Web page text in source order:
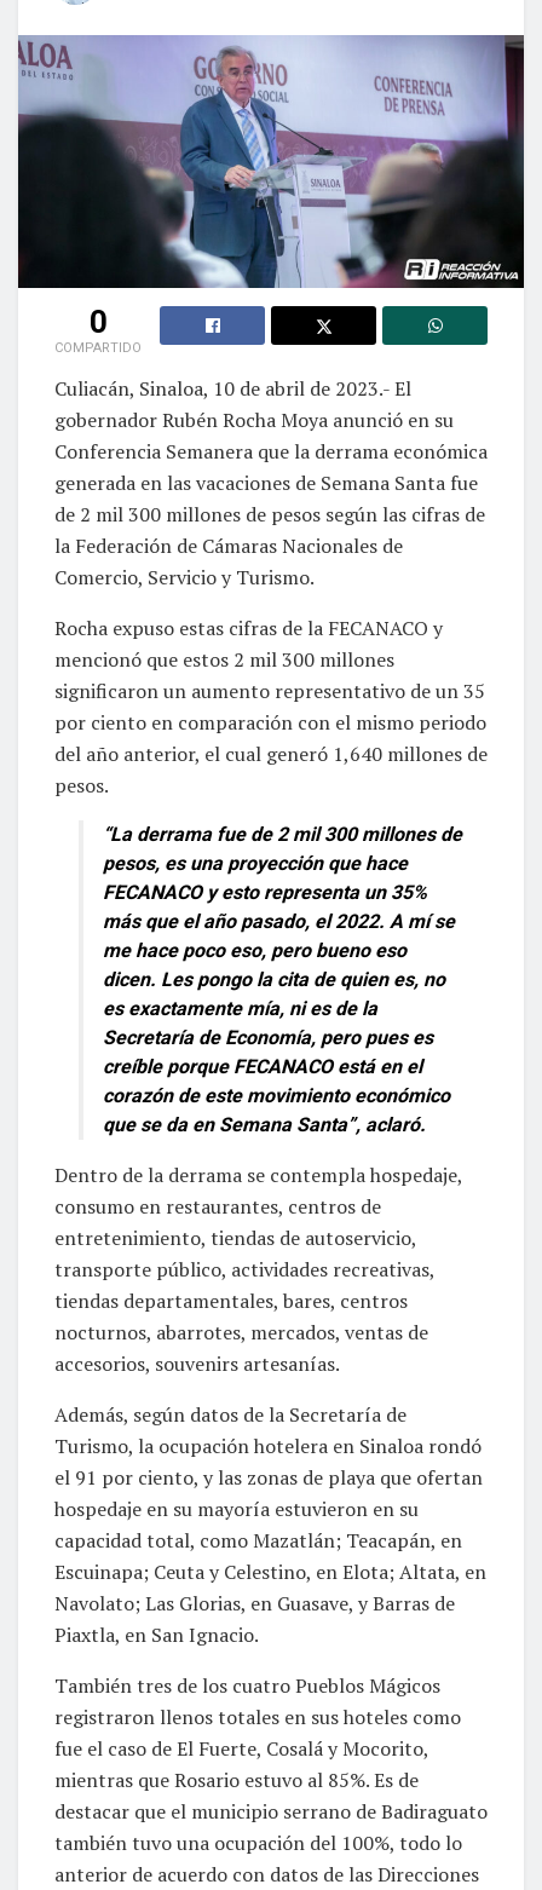
0
COMPARTIDO
Culiacán, Sinaloa, 10 de abril de 2023.- El
gobernador Rubén Rocha Moya anunció en su
Conferencia Semanera que la derrama económica
generada en las vacaciones de Semana Santa fue
de 2 mil 300 millones de pesos según las cifras de
la Federación de Cámaras Nacionales de
Comercio, Servicio y Turismo.
Rocha expuso estas cifras de la FECANACO y
mencionó que estos 2 mil 300 millones
significaron un aumento representativo de un 35
por ciento en comparación con el mismo periodo
del año anterior, el cual generó 1,640 millones de
pesos.
“La derrama fue de 2 mil 300 millones de
pesos, es una proyección que hace
FECANACO y esto representa un 35%
más que el año pasado, el 2022. A mí se
me hace poco eso, pero bueno eso
dicen. Les pongo la cita de quien es, no
es exactamente mía, ni es de la
Secretaría de Economía, pero pues es
creíble porque FECANACO está en el
corazón de este movimiento económico
que se da en Semana Santa”, aclaró.
Dentro de la derrama se contempla hospedaje,
consumo en restaurantes, centros de
entretenimiento, tiendas de autoservicio,
transporte público, actividades recreativas,
tiendas departamentales, bares, centros
nocturnos, abarrotes, mercados, ventas de
accesorios, souvenirs artesanías.
Además, según datos de la Secretaría de
Turismo, la ocupación hotelera en Sinaloa rondó
el 91 por ciento, y las zonas de playa que ofertan
hospedaje en su mayoría estuvieron en su
capacidad total, como Mazatlán; Teacapán, en
Escuinapa; Ceuta y Celestino, en Elota; Altata, en
Navolato; Las Glorias, en Guasave, y Barras de
Piaxtla, en San Ignacio.
También tres de los cuatro Pueblos Mágicos
registraron llenos totales en sus hoteles como
fue el caso de El Fuerte, Cosalá y Mocorito,
mientras que Rosario estuvo al 85%. Es de
destacar que el municipio serrano de Badiraguato
también tuvo una ocupación del 100%, todo lo
anterior de acuerdo con datos de las Direcciones